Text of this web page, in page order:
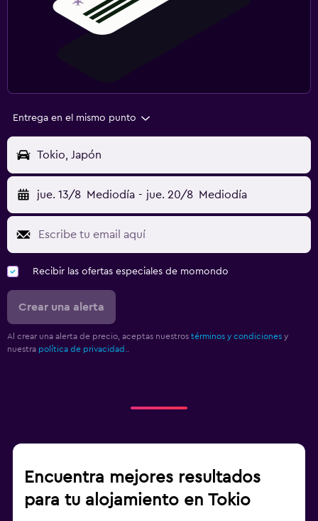
Entrega en el mismo punto
Tokio, Japón
jue. 13/8 Mediodía - jue. 20/8 Mediodía
Recibir las ofertas especiales de momondo
Crear una alerta
Al crear una alerta de precio, aceptas nuestros términos y condiciones y
nuestra política de privacidad.
Encuentra mejores resultados
para tu alojamiento en Tokio